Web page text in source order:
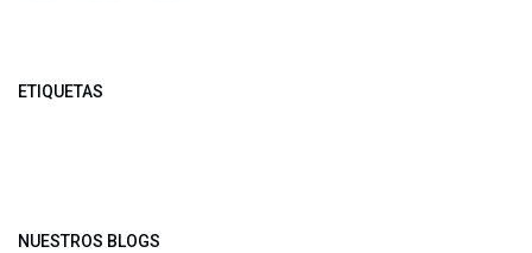
ETIQUETAS
NUESTROS BLOGS